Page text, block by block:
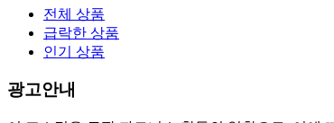
전체 상품
급락한 상품
인기 상품
광고안내